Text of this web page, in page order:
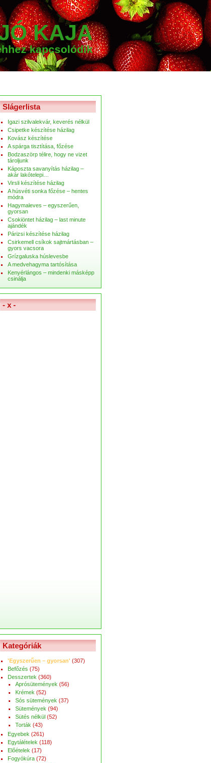
KAJA
kapcsolódik
Slágerlista
Igazi szilvalekvár, keverés nélkül
Csipetke készítése házilag
Kovász készítése
A spárga tisztítása, főzése
Bodzaszörp télire, hogy ne vizet
tároljunk
Káposzta savanyítás házilag –
akár lakótelepi…
Virsli készítése házilag
A húsvéti sonka főzése – hentes
módra
Hagymaleves – egyszerűen,
gyorsan
Csokiöntet házilag – last minute
ajándék
Párizsi készítése házilag
Csirkemell csíkok sajtmártásban –
gyors vacsora
Grízgaluska húslevesbe
A medvehagyma tartósítása
Kenyérlángos – mindenki másképp
csinálja
- x -
Kategóriák
'Egyszerűen – gyorsan' (307)
Befőzés (75)
Desszertek (360)
Aprósütemények (56)
Krémek (52)
Sós sütemények (37)
Sütemények (94)
Sütés nélkül (52)
Torták (43)
Egyebek (261)
Egytálételek (118)
Előételek (17)
Fogyókúra (72)